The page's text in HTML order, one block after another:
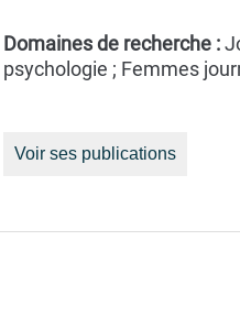
Domaines de recherche :
psychologie ; Femmes
Voir ses publications